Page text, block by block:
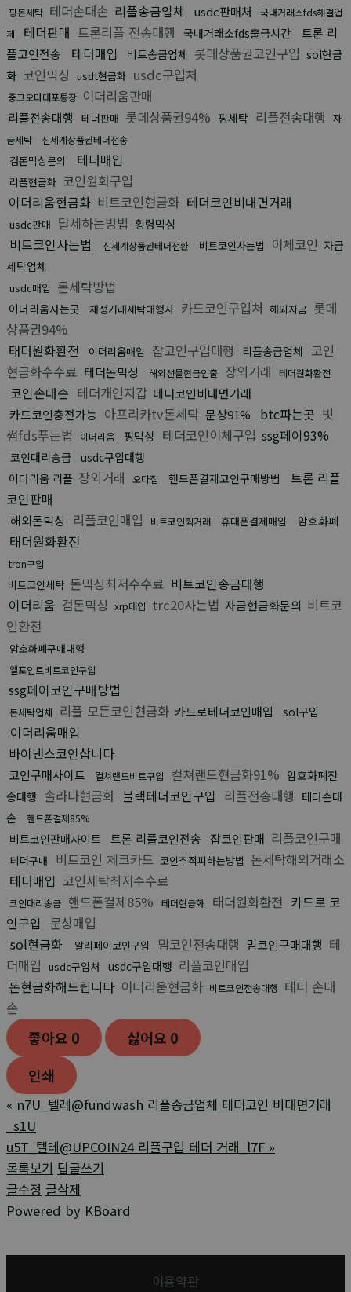
핑돈세탁 테더손대손 리플송금업체 usdc판매처
국내거래소fds해결업
체
테더판매 트론리플 전송대행 국내거래소fds출금시간
트론 리
플코인전송
테더매입 비트송금업체 롯데상품권코인구입 sol현금
화 코인믹싱 usdt현금화 usdc구입처
중고오다대포통장 이더리움판매
리플전송대행 테더판매 롯데상품권94% 핑세탁 리플전송대행
자
금세탁
신세계상품권테더전송
검돈믹싱문의 테더매입
리플현금화 코인원화구입
이더리움현금화 비트코인현금화 테더코인비대면거래
usdc판매 탈세하는방법 횡령믹싱
비트코인사는법 신세계상품권테더전환 비트코인사는법 이체코인 자금
세탁업체
usdc매입 돈세탁방법
이더리움사는곳 재정거래세탁대행사 카드코인구입처 해외자금 롯데
상품권94%
태더원화환전
이더리움매입 잡코인구입대행 리플송금업체
코인
현금화수수료 테더돈믹싱 해외선물현금인출 장외거래 테더원화환전
코인손대손 테더개인지갑 테더코인비대면거래
카드코인충전가능 아프리카tv돈세탁 문상91% btc파는곳 빗
썸fds푸는법
이더리움 핑믹싱 테더코인이체구입 ssg페이93%
코인대리송금
usdc구입대행
이더리움 리플 장외거래 오다집 핸드폰결제코인구매방법
트론 리플
코인판매
해외돈믹싱 리플코인매입 비트코인퀵거래 휴대폰결제매입 암호화폐
태더원화환전
tron구입
비트코인세탁 돈믹싱최저수수료 비트코인송금대행
이더리움 검돈믹싱 xrp매입 trc20사는법 자금현금화문의 비트코
인환전
암호화폐구매대행
엘포인트비트코인구입
ssg페이코인구매방법
돈세탁업체 리플 모든코인현금화 카드로테더코인매입 sol구입
이더리움매입
바이낸스코인삽니다
코인구매사이트 컬쳐랜드비트구입 컬쳐랜드현금화91% 암호화폐전
송대행 솔라나현금화 블랙테더코인구입 리플전송대행 테더손대
손
핸드폰결제85%
비트코인판매사이트 트론 리플코인전송 잡코인판매 리플코인구매
테더구매 비트코인 체크카드 코인추적피하는방법 돈세탁해외거래소
테더매입 코인세탁최저수수료
코인대리송금 핸드폰결제85% 테더현금화 태더원화환전 카드로 코
인구입 문상매입
sol현금화
알리페이코인구입 밈코인전송대행 밈코인구매대행 테
더매입 usdc구입처 usdc구입대행 리플코인매입
돈현금화해드립니다 이더리움현금화 비트코인전송대행 테더 손대
손
좋아요 0 싫어요 0
인쇄
« n7U_텔레@fundwash 리플송금업체 테더코인 비대면거래
_s1U
u5T_텔레@UPCOIN24 리플구입 테더 거래_l7F »
목록보기 답글쓰기
글수정 글삭제
Powered by KBoard
이용약관